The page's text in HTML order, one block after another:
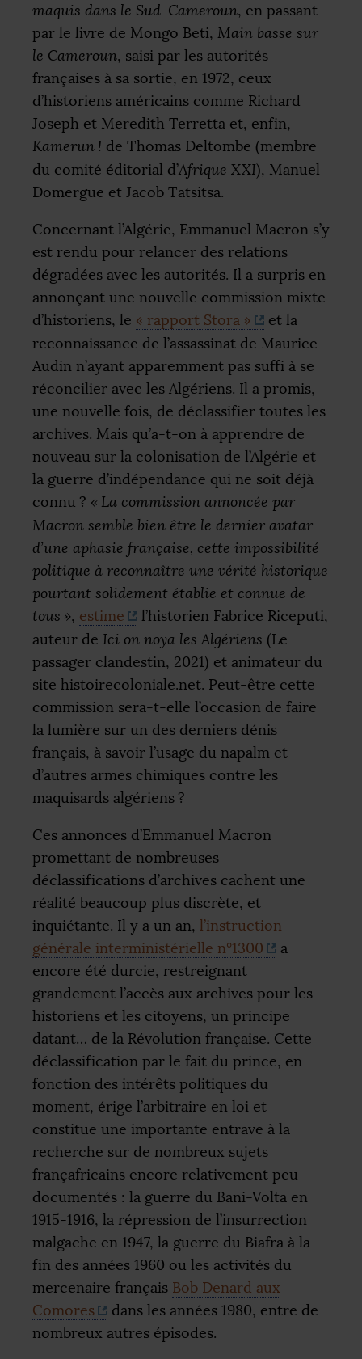
maquis dans le Sud-Cameroun, en passant
par le livre de Mongo Beti, Main basse sur
le Cameroun, saisi par les autorités
françaises à sa sortie, en 1972, ceux
d’historiens américains comme Richard
Joseph et Meredith Terretta et, enfin,
Kamerun ! de Thomas Deltombe (membre
du comité éditorial d’Afrique XXI), Manuel
Domergue et Jacob Tatsitsa.
Concernant l’Algérie, Emmanuel Macron s’y
est rendu pour relancer des relations
dégradées avec les autorités. Il a surpris en
annonçant une nouvelle commission mixte
d’historiens, le « rapport Stora »
et la
reconnaissance de l’assassinat de Maurice
Audin n’ayant apparemment pas suffi à se
réconcilier avec les Algériens. Il a promis,
une nouvelle fois, de déclassifier toutes les
archives. Mais qu’a-t-on à apprendre de
nouveau sur la colonisation de l’Algérie et
la guerre d’indépendance qui ne soit déjà
connu ? « La commission annoncée par
Macron semble bien être le dernier avatar
d’une aphasie française, cette impossibilité
politique à reconnaître une vérité historique
pourtant solidement établie et connue de
tous », estime
l’historien Fabrice Riceputi,
auteur de Ici on noya les Algériens (Le
passager clandestin, 2021) et animateur du
site histoirecoloniale.net. Peut-être cette
commission sera-t-elle l’occasion de faire
la lumière sur un des derniers dénis
français, à savoir l’usage du napalm et
d’autres armes chimiques contre les
maquisards algériens ?
Ces annonces d’Emmanuel Macron
promettant de nombreuses
déclassifications d’archives cachent une
réalité beaucoup plus discrète, et
inquiétante. Il y a un an, l’instruction
générale interministérielle n°1300
a
encore été durcie, restreignant
grandement l’accès aux archives pour les
historiens et les citoyens, un principe
datant… de la Révolution française. Cette
déclassification par le fait du prince, en
fonction des intérêts politiques du
moment, érige l’arbitraire en loi et
constitue une importante entrave à la
recherche sur de nombreux sujets
françafricains encore relativement peu
documentés : la guerre du Bani-Volta en
1915-1916, la répression de l’insurrection
malgache en 1947, la guerre du Biafra à la
fin des années 1960 ou les activités du
mercenaire français Bob Denard aux
Comores
dans les années 1980, entre de
nombreux autres épisodes.